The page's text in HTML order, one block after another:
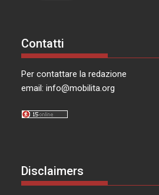
Contatti
Per contattare la redazione
email:info@mobilita.org
Disclaimers